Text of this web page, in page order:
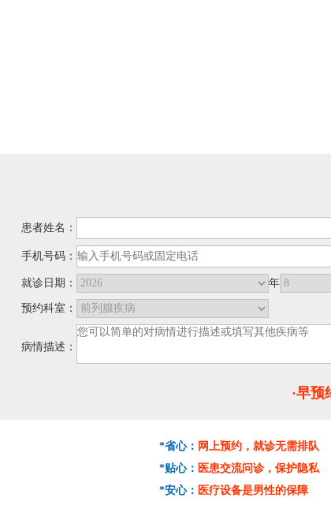
患者姓名：
手机号码：
就诊日期： 年
预约科室：
病情描述：
·早预
*省心： 网上预约，就诊无需排队
*贴心： 医患交流问诊，保护隐私
*安心： 医疗设备是男性的保障